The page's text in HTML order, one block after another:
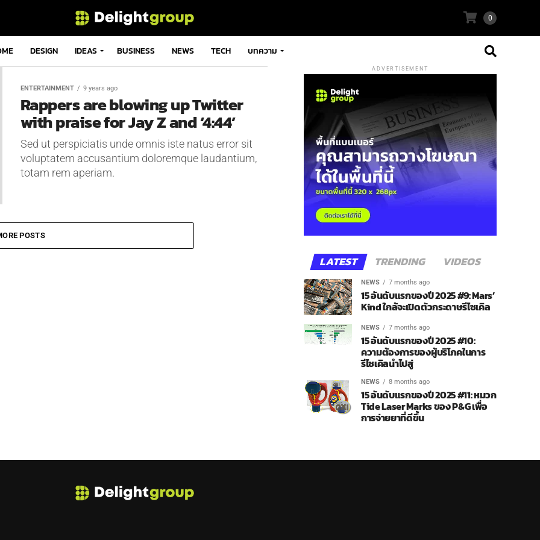
0
DESIGN IDEAS BUSINESS NEWS TECH บทความ
ENTERTAINMENT 9 years ago
Rappers are blowing up Twitter
with praise for Jay Z and ‘4:44’
Sed ut perspiciatis unde omnis iste natus error sit
voluptatem accusantium doloremque laudantium,
totam rem aperiam.
POSTS
ADVERTISEMENT
LATEST TRENDING VIDEOS
NEWS 7 months ago
15 อันดับแรกของปี 2025 #9: Mars’
Kind ใกล้จะเปิดตัวกระดาษรีไซเคิล
NEWS 7 months ago
15 อันดับแรกของปี 2025 #10:
ความต้องการของผู้บริโภคในการ
รีไซเคิลนำไปสู่
NEWS 8 months ago
15 อันดับแรกของปี 2025 #11: หมวก
Tide Laser Marks ของ P&G เพื่อ
การจ่ายยาที่ดีขึ้น